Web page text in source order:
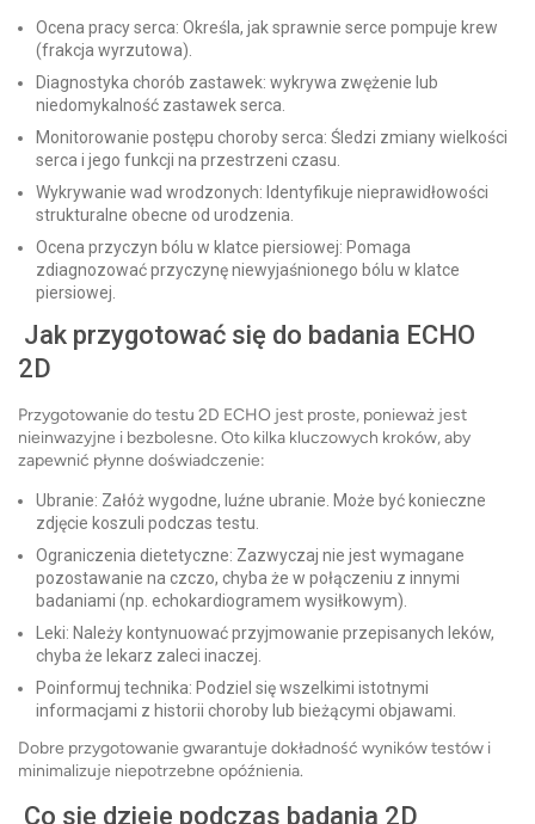
Ocena pracy serca: Określa, jak sprawnie serce pompuje krew
(frakcja wyrzutowa).
Diagnostyka chorób zastawek: wykrywa zwężenie lub
niedomykalność zastawek serca.
Monitorowanie postępu choroby serca: Śledzi zmiany wielkości
serca i jego funkcji na przestrzeni czasu.
Wykrywanie wad wrodzonych: Identyfikuje nieprawidłowości
strukturalne obecne od urodzenia.
Ocena przyczyn bólu w klatce piersiowej: Pomaga
zdiagnozować przyczynę niewyjaśnionego bólu w klatce
piersiowej.
Jak przygotować się do badania ECHO
2D
Przygotowanie do testu 2D ECHO jest proste, ponieważ jest
nieinwazyjne i bezbolesne. Oto kilka kluczowych kroków, aby
zapewnić płynne doświadczenie:
Ubranie: Załóż wygodne, luźne ubranie. Może być konieczne
zdjęcie koszuli podczas testu.
Ograniczenia dietetyczne: Zazwyczaj nie jest wymagane
pozostawanie na czczo, chyba że w połączeniu z innymi
badaniami (np. echokardiogramem wysiłkowym).
Leki: Należy kontynuować przyjmowanie przepisanych leków,
chyba że lekarz zaleci inaczej.
Poinformuj technika: Podziel się wszelkimi istotnymi
informacjami z historii choroby lub bieżącymi objawami.
Dobre przygotowanie gwarantuje dokładność wyników testów i
minimalizuje niepotrzebne opóźnienia.
Co się dzieje podczas badania 2D